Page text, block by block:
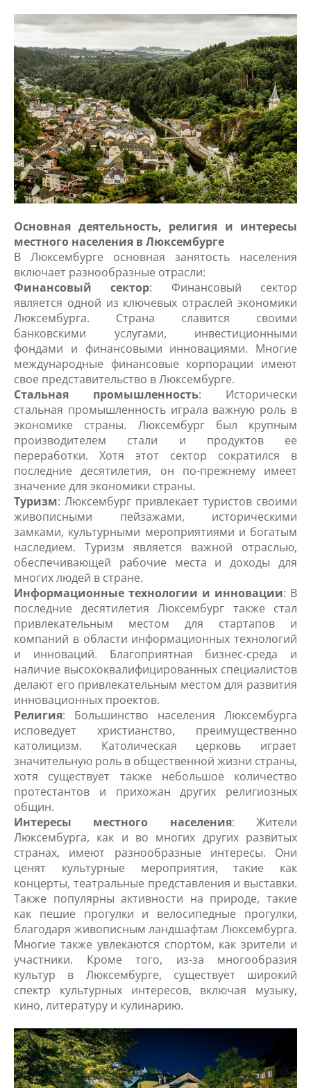
Основная деятельность, религия и интересы
местного населения в Люксембурге
В Люксембурге основная занятость населения
включает разнообразные отрасли:
Финансовый сектор: Финансовый сектор
является одной из ключевых отраслей экономики
Люксембурга. Страна славится своими
банковскими услугами, инвестиционными
фондами и финансовыми инновациями. Многие
международные финансовые корпорации имеют
свое представительство в Люксембурге.
Стальная промышленность: Исторически
стальная промышленность играла важную роль в
экономике страны. Люксембург был крупным
производителем стали и продуктов ее
переработки. Хотя этот сектор сократился в
последние десятилетия, он по-прежнему имеет
значение для экономики страны.
Туризм: Люксембург привлекает туристов своими
живописными пейзажами, историческими
замками, культурными мероприятиями и богатым
наследием. Туризм является важной отраслью,
обеспечивающей рабочие места и доходы для
многих людей в стране.
Информационные технологии и инновации: В
последние десятилетия Люксембург также стал
привлекательным местом для стартапов и
компаний в области информационных технологий
и инноваций. Благоприятная бизнес-среда и
наличие высококвалифицированных специалистов
делают его привлекательным местом для развития
инновационных проектов.
Религия: Большинство населения Люксембурга
исповедует христианство, преимущественно
католицизм. Католическая церковь играет
значительную роль в общественной жизни страны,
хотя существует также небольшое количество
протестантов и прихожан других религиозных
общин.
Интересы местного населения: Жители
Люксембурга, как и во многих других развитых
странах, имеют разнообразные интересы. Они
ценят культурные мероприятия, такие как
концерты, театральные представления и выставки.
Также популярны активности на природе, такие
как пешие прогулки и велосипедные прогулки,
благодаря живописным ландшафтам Люксембурга.
Многие также увлекаются спортом, как зрители и
участники. Кроме того, из-за многообразия
культур в Люксембурге, существует широкий
спектр культурных интересов, включая музыку,
кино, литературу и кулинарию.